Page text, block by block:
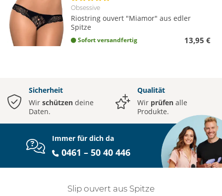
Obsessive
Riostring ouvert "Miamor" aus edler
Spitze
Sofort versandfertig 13,95 €
Sicherheit
Wir schützen deine
Daten.
Qualität
Wir prüfen alle
Produkte.
Immer für dich da
0461 – 50 40 446
Slip ouvert aus Spitze